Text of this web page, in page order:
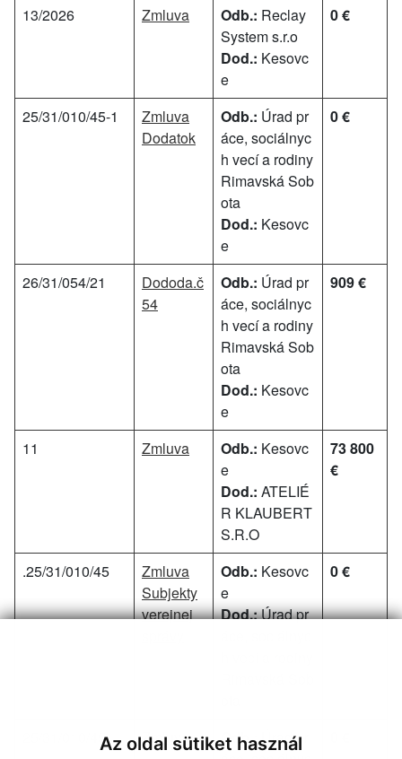
Az oldal sütiket használ
13/2026 Zmluva Odb.: Reclay
System s.r.o
Dod.: Kesovc
e
0 €
25/31/010/45-1
Zmluva
Dodatok
Odb.: Úrad pr
áce, sociálnyc
h vecí a rodiny
Rimavská Sob
ota
Dod.: Kesovc
e
0 €
26/31/054/21
Dododa.č
54
Odb.: Úrad pr
áce, sociálnyc
h vecí a rodiny
Rimavská Sob
ota
Dod.: Kesovc
e
909 €
11 Zmluva Odb.: Kesovc
e
Dod.: ATELIÉ
R KLAUBERT
S.R.O
73 800
€
.25/31/010/45
Zmluva
Subjekty
verejnej
Odb.: Kesovc
e
Dod.:Úrad pr
0 €
25/31/010/45 Zmluva Odb.:Úrad pr